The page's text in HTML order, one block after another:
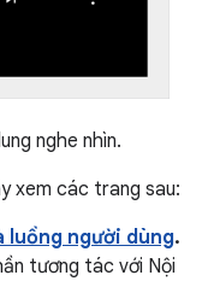
nghe nhìn.
xem các trang sau:
luồng người dùng.
tương tác với Nội